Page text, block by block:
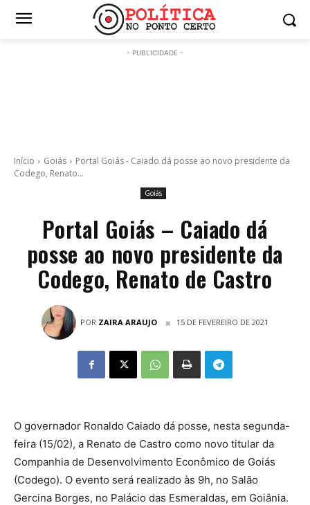
- PUBLICIDADE -
Início Goiás
Portal Goiás - Caiado dá posse ao novo presidente da
Codego, Renato...
Goiás
Portal Goiás – Caiado dá
posse ao novo presidente da
Codego, Renato de Castro
POR ZAIRA ARAUJO 15 DE FEVEREIRO DE 2021
O governador Ronaldo Caiado dá posse, nesta segunda-
feira (15/02), a Renato de Castro como novo titular da
Companhia de Desenvolvimento Econômico de Goiás
(Codego). O evento será realizado às 9h, no Salão
Gercina Borges, no Palácio das Esmeraldas, em Goiânia.